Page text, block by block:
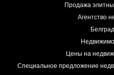
Продажа
Агентство
Цены на
Специальное предложение